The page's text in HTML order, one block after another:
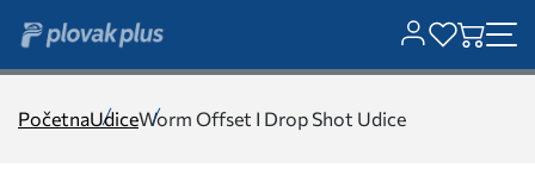
PočetnaUdiceWorm Offset I Drop Shot Udice